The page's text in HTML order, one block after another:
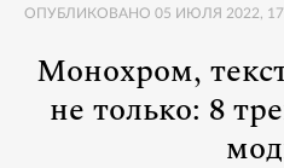
ОПУБЛИКОВАНО 05 ИЮЛЯ 2022,
Монохром,
не только: 8